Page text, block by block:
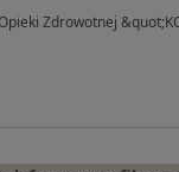
Zdrowotnej